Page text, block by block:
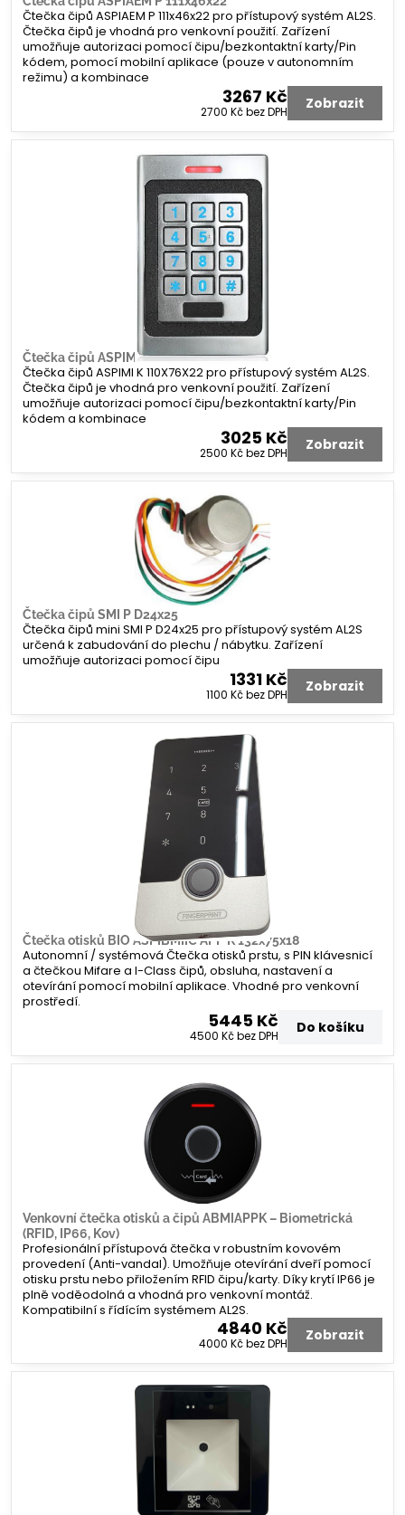
Čtečka čipů ASPIAEM P 111x46x22 pro přístupový systém AL2S.
Čtečka čipů je vhodná pro venkovní použití. Zařízení
umožňuje autorizaci pomocí čipu/bezkontaktní karty/Pin
kódem, pomocí mobilní aplikace (pouze v autonomním
režimu) a kombinace
3267 Kč
2700 Kčbez DPH Zobrazit
Čtečka čipů ASPIMI K 110X76X22
Čtečka čipů ASPIMI K 110X76X22 pro přístupový systém AL2S.
Čtečka čipů je vhodná pro venkovní použití. Zařízení
umožňuje autorizaci pomocí čipu/bezkontaktní karty/Pin
kódem a kombinace
3025 Kč
2500 Kčbez DPH Zobrazit
Čtečka čipů SMI P D24x25
Čtečka čipů mini SMI P D24x25 pro přístupový systém AL2S
určená k zabudování do plechu / nábytku. Zařízení
umožňuje autorizaci pomocí čipu
1331 Kč
1100 Kčbez DPH Zobrazit
Čtečka otisků BIO ASPIBMIIC APP K 132x75x18
Autonomní / systémová Čtečka otisků prstu, s PIN klávesnicí
a čtečkou Mifare a I-Class čipů, obsluha, nastavení a
otevírání pomocí mobilní aplikace. Vhodné pro venkovní
prostředí.
5445 Kč
4500 Kčbez DPH Do košíku
Venkovní čtečka otisků a čipů ABMIAPPK – Biometrická
(RFID, IP66, Kov)
Profesionální přístupová čtečka v robustním kovovém
provedení (Anti-vandal). Umožňuje otevírání dveří pomocí
otisku prstu nebo přiložením RFID čipu/karty. Díky krytí IP66 je
plně voděodolná a vhodná pro venkovní montáž.
Kompatibilní s řídícím systémem AL2S.
4840 Kč
4000 Kčbez DPH Zobrazit